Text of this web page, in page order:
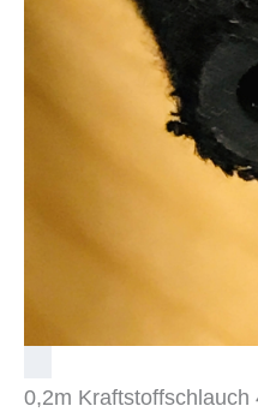
0,2m Kraftstoffschlauch